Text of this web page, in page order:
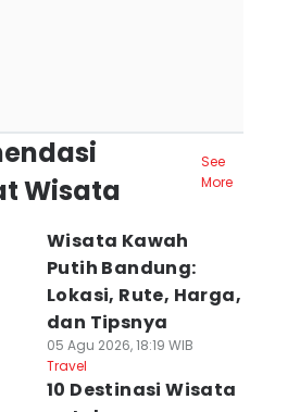
Wisata
See
More
Wisata Kawah
Putih Bandung:
Lokasi, Rute, Harga,
dan Tipsnya
05 Agu 2026, 18:19 WIB
Travel
10 Destinasi Wisata